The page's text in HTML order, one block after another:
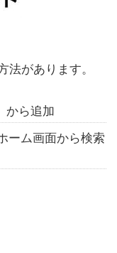
があります。
から追加
ーム画面から検索